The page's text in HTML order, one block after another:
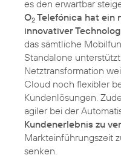
es den erwartbar
O2 Telefónica hat ein
innovativer
das sämtliche
Standalone
Netztransformation
Cloud noch flexibler
Kundenlösungen.
agiler bei der
Kundenerlebnis zu
Markteinführungszeit
senken.